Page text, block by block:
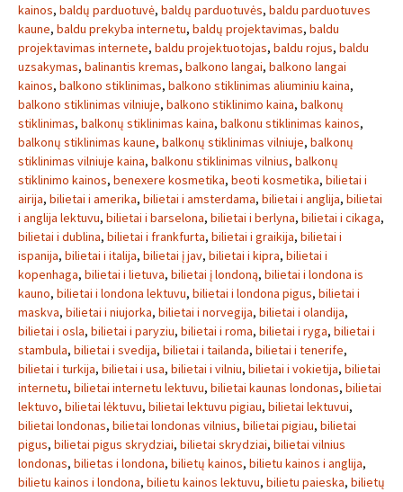
kainos, baldų parduotuvė, baldų parduotuvės, baldu parduotuves
kaune, baldu prekyba internetu, baldų projektavimas, baldu
projektavimas internete, baldu projektuotojas, baldu rojus, baldu
uzsakymas, balinantis kremas, balkono langai, balkono langai
kainos, balkono stiklinimas, balkono stiklinimas aliuminiu kaina,
balkono stiklinimas vilniuje, balkono stiklinimo kaina, balkonų
stiklinimas, balkonų stiklinimas kaina, balkonu stiklinimas kainos,
balkonų stiklinimas kaune, balkonų stiklinimas vilniuje, balkonų
stiklinimas vilniuje kaina, balkonu stiklinimas vilnius, balkonų
stiklinimo kainos, benexere kosmetika, beoti kosmetika, bilietai i
airija, bilietai i amerika, bilietai i amsterdama, bilietai i anglija, bilietai
i anglija lektuvu, bilietai i barselona, bilietai i berlyna, bilietai i cikaga,
bilietai i dublina, bilietai i frankfurta, bilietai i graikija, bilietai i
ispanija, bilietai i italija, bilietai į jav, bilietai i kipra, bilietai i
kopenhaga, bilietai i lietuva, bilietai į londoną, bilietai i londona is
kauno, bilietai i londona lektuvu, bilietai i londona pigus, bilietai i
maskva, bilietai i niujorka, bilietai i norvegija, bilietai i olandija,
bilietai i osla, bilietai i paryziu, bilietai i roma, bilietai i ryga, bilietai i
stambula, bilietai i svedija, bilietai i tailanda, bilietai i tenerife,
bilietai i turkija, bilietai i usa, bilietai i vilniu, bilietai i vokietija, bilietai
internetu, bilietai internetu lektuvu, bilietai kaunas londonas, bilietai
lektuvo, bilietai lėktuvu, bilietai lektuvu pigiau, bilietai lektuvui,
bilietai londonas, bilietai londonas vilnius, bilietai pigiau, bilietai
pigus, bilietai pigus skrydziai, bilietai skrydziai, bilietai vilnius
londonas, bilietas i londona, bilietų kainos, bilietu kainos i anglija,
bilietu kainos i londona, bilietu kainos lektuvu, bilietu paieska, bilietų